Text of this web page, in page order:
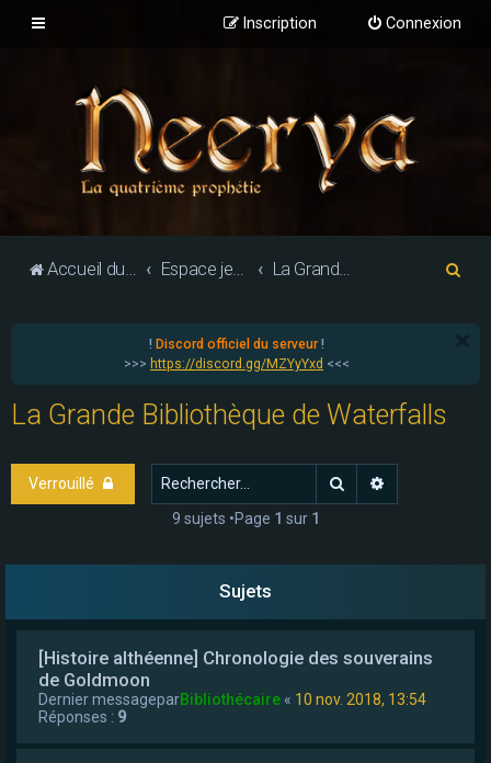
Connexion
Inscription
Accueil du forum Espace jeu de rôle La Grande Bibliothèque de Waterfalls
! Discord officiel du serveur!
>>> https://discord.gg/MZYyYxd <<<
La Grande Bibliothèque de Waterfalls
Verrouillé Rechercher
9 sujets •Page 1 sur 1
Sujets
[Histoire althéenne] Chronologie des souverains
de Goldmoon
Dernier messageparBibliothécaire « 10 nov. 2018, 13:54
Réponses : 9